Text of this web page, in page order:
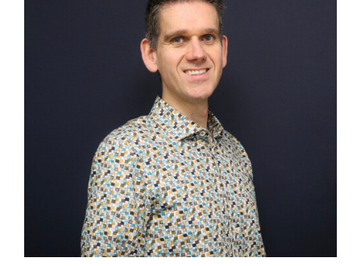
Commericeel medewerker & Ergo
adviseur